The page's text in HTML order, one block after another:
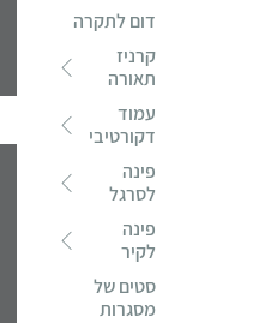
דום לתקרה
קרניז
תאורה
עמוד
דקורטיבי
פינה
לסרגל
פינה
לקיר
סטים של
מסגרות